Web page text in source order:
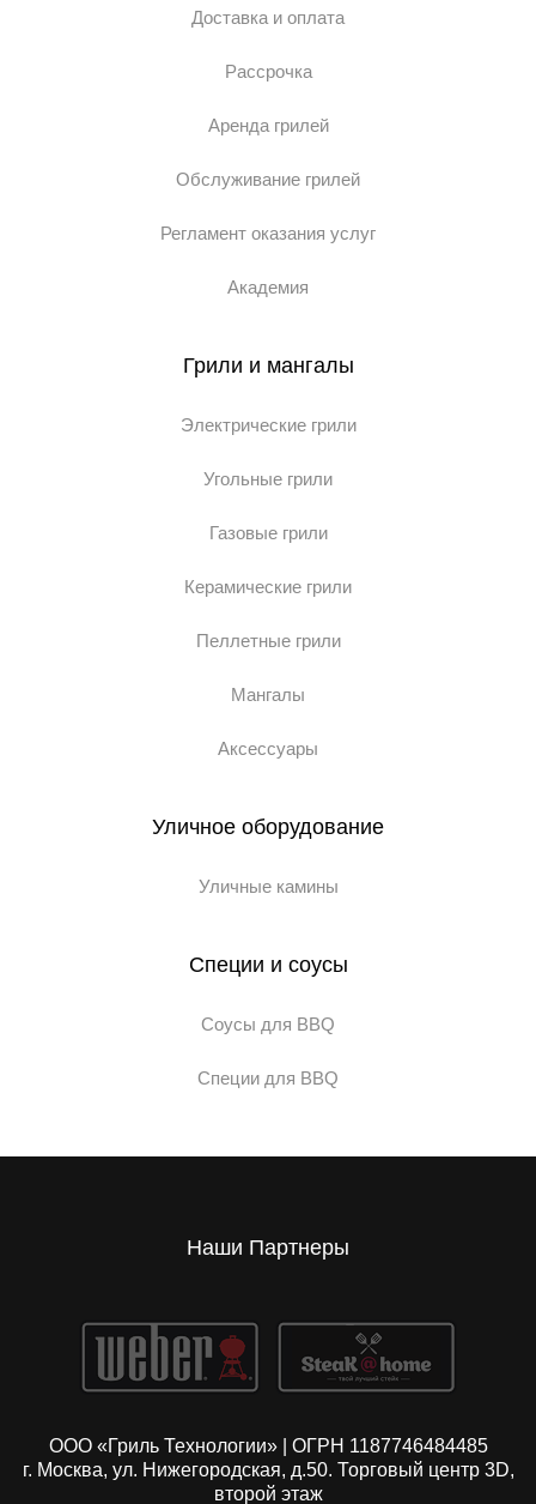
Доставка и оплата
Рассрочка
Аренда грилей
Обслуживание грилей
Регламент оказания услуг
Академия
Грили и мангалы
Электрические грили
Угольные грили
Газовые грили
Керамические грили
Пеллетные грили
Мангалы
Аксессуары
Уличное оборудование
Уличные камины
Специи и соусы
Соусы для BBQ
Специи для BBQ
Наши Партнеры
ООО «Гриль Технологии» | ОГРН 1187746484485
г. Москва, ул. Нижегородская, д.50. Торговый центр 3D,
второй этаж